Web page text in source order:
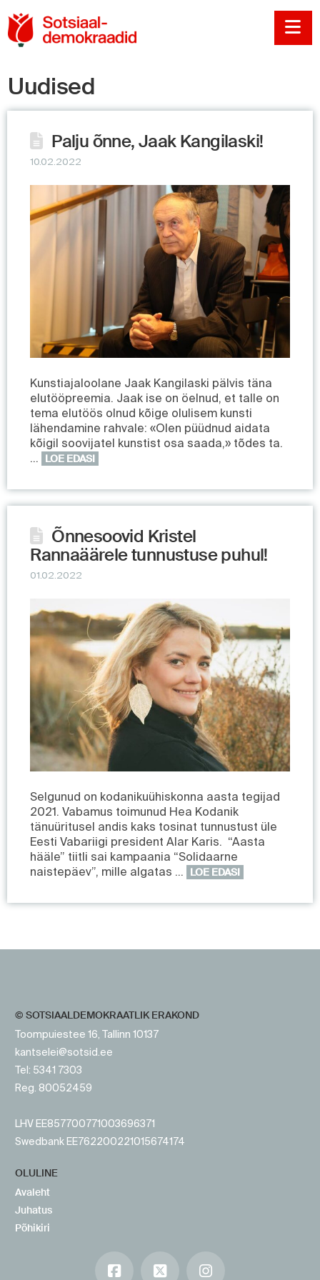
Uudised
Palju õnne, Jaak Kangilaski!
10.02.2022
Kunstiajaloolane Jaak Kangilaski pälvis täna
elutööpreemia. Jaak ise on öelnud, et talle on
tema elutöös olnud kõige olulisem kunsti
lähendamine rahvale: «Olen püüdnud aidata
kõigil soovijatel kunstist osa saada,» tõdes ta.
…
LOE EDASI
Õnnesoovid Kristel
Rannaäärele tunnustuse puhul!
01.02.2022
Selgunud on kodanikuühiskonna aasta tegijad
2021. Vabamus toimunud Hea Kodanik
tänuüritusel andis kaks tosinat tunnustust üle
Eesti Vabariigi president Alar Karis. “Aasta
hääle” tiitli sai kampaania “Solidaarne
naistepäev”, mille algatas …
LOE EDASI
© SOTSIAALDEMOKRAATLIK ERAKOND
Toompuiestee 16, Tallinn 10137
kantselei@sotsid.ee
Tel: 5341 7303
Reg. 80052459
LHV EE857700771003696371
Swedbank EE762200221015674174
OLULINE
Avaleht
Juhatus
Põhikiri